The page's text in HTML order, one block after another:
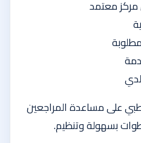
معتمد
على مساعدة المراجعين
بسهولة وتنظيم.